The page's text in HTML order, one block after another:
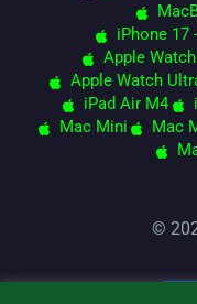
iPhone 17
Apple
Apple Watch
iPad Air M4
Mac Mini
Mac
©